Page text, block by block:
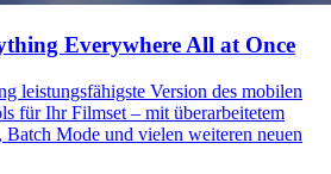
Everywhere All at Once
leistungsfähigste Version des mobilen
für Ihr Filmset – mit überarbeitetem
Mode und vielen weiteren neuen